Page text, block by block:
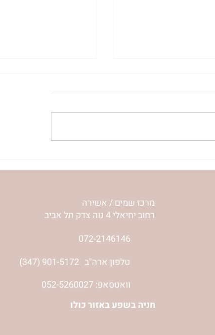
לתשעה באב | הר'
אוהב" | ראש חודש אב
מרכז שמים / אשירה
רחוב יחיאלי 4 נוה צדק תל אביב
072-2146146
(347) 901-5172 טלפון ארה"ב
וואטסאפ: 052-5260027
חניה בשפע באזור כולו